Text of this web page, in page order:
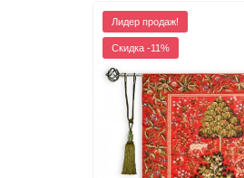
Лидер продаж!
Скидка -11%